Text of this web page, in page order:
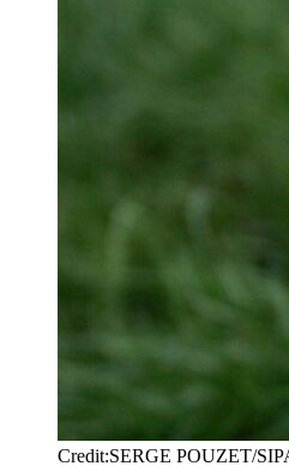
Credit:SERGE POUZET/